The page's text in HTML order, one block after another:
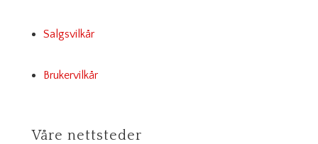
Salgsvilkår
Brukervilkår
Våre nettsteder